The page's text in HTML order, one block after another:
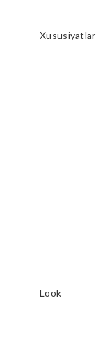
Xususiyatlar
Look